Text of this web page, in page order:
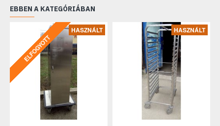
EBBEN A KATEGÓRIÁBAN
HASZNÁLT
ELFOGYOTT
HASZNÁLT